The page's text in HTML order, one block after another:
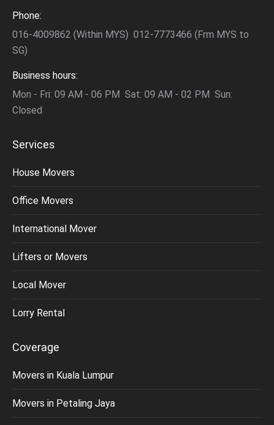
Phone:
016-4009862 (Within MYS) 012-7773466 (Frm MYS to
SG)
Business hours:
Mon - Fri: 09 AM - 06 PM Sat: 09 AM - 02 PM Sun:
Closed
Services
House Movers
Office Movers
International Mover
Lifters or Movers
Local Mover
Lorry Rental
Coverage
Movers in Kuala Lumpur
Movers in Petaling Jaya